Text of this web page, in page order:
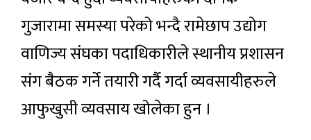
गुजारामा समस्या परेको भन्दै रामेछाप उद्योग
वाणिज्य संघका पदाधिकारीले स्थानीय प्रशासन
संग बैठक गर्ने तयारी गर्दै गर्दा व्यवसायीहरुले
आफुखुसी व्यवसाय खोलेका हुन ।